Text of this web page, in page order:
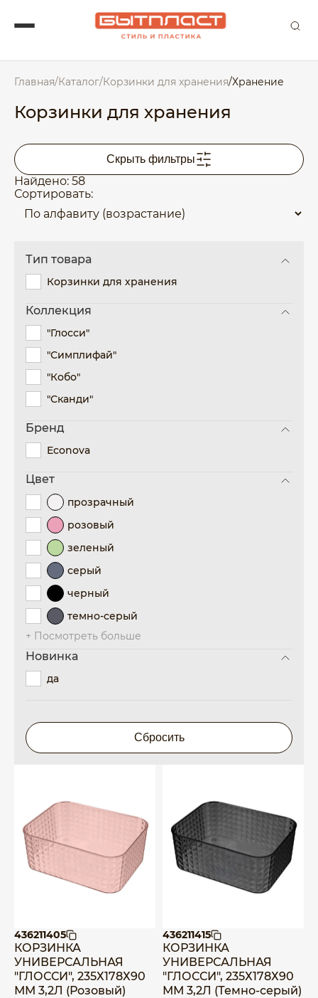
Главная/Каталог/Корзинки для хранения/Хранение
Корзинки для хранения
Скрыть фильтры
Найдено: 58
Сортировать:
Тип товара
Корзинки для хранения
Коллекция
"Глосси"
"Симплифай"
"Кобо"
"Сканди"
Бренд
Econova
Цвет
прозрачный
розовый
зеленый
серый
черный
темно-серый
+ Посмотреть больше
Новинка
да
436211405
КОРЗИНКА
УНИВЕРСАЛЬНАЯ
"ГЛОССИ", 235Х178Х90
ММ 3,2Л (Розовый)
436211415
КОРЗИНКА
УНИВЕРСАЛЬНАЯ
"ГЛОССИ", 235Х178Х90
ММ 3,2Л (Темно-серый)